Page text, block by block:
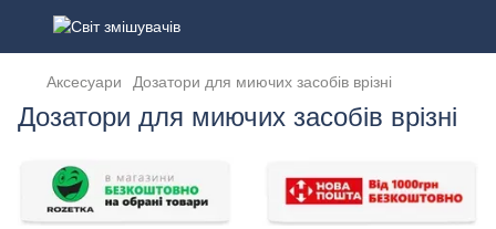
Аксесуари Дозатори для миючих засобів врізні
Дозатори для миючих засобів врізні